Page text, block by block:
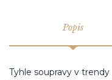
Popis
Tyhle soupravy v